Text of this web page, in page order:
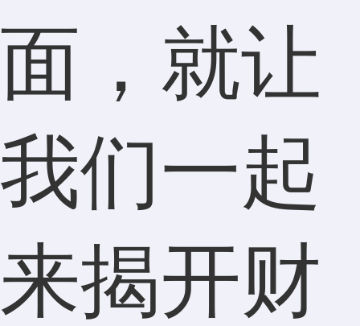
面，就让
我们一起
来揭开财